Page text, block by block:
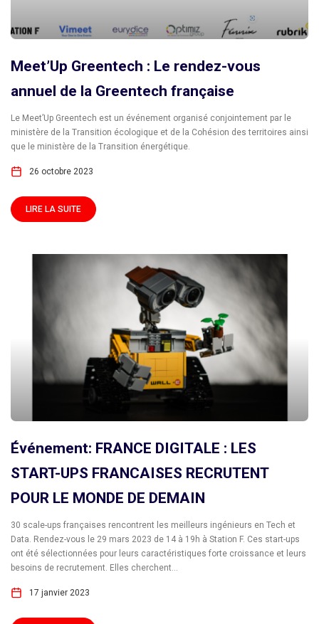
Meet’Up Greentech : Le rendez-vous
annuel de la Greentech française
Le Meet’Up Greentech est un événement organisé conjointement par le
ministère de la Transition écologique et de la Cohésion des territoires ainsi
que le ministère de la Transition énergétique.
26 octobre 2023
LIRE LA SUITE
Événement: FRANCE DIGITALE : LES
START-UPS FRANCAISES RECRUTENT
POUR LE MONDE DE DEMAIN
30 scale-ups françaises rencontrent les meilleurs ingénieurs en Tech et
Data. Rendez-vous le 29 mars 2023 de 14 à 19h à Station F. Ces start-ups
ont été sélectionnées pour leurs caractéristiques forte croissance et leurs
besoins de recrutement. Elles cherchent...
17 janvier 2023